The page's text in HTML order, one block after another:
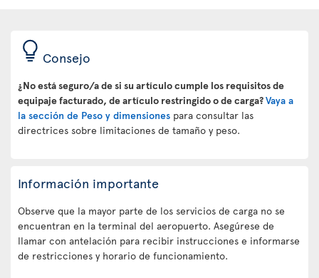
Consejo
¿No está seguro/a de si su artículo cumple los requisitos de
equipaje facturado, de artículo restringido o de carga?Vaya a
la sección de Peso y dimensiones para consultar las
directrices sobre limitaciones de tamaño y peso.
Información importante
Observe que la mayor parte de los servicios de carga no se
encuentran en la terminal del aeropuerto. Asegúrese de
llamar con antelación para recibir instrucciones e informarse
de restricciones y horario de funcionamiento.